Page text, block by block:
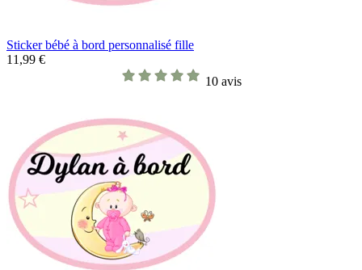
Sticker bébé à bord personnalisé fille
11,99 €
10 avis